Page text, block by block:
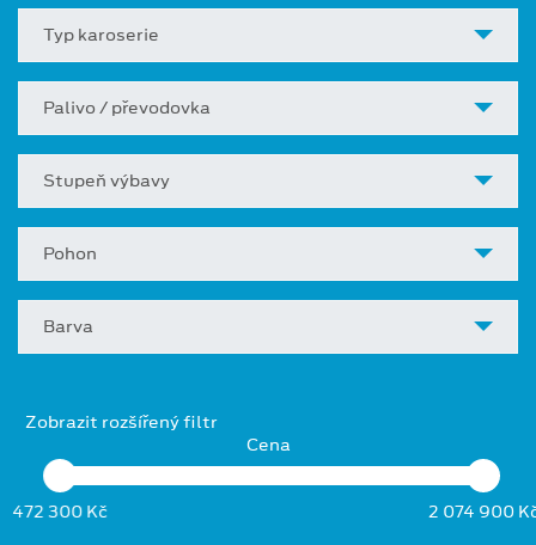
Typ karoserie
Palivo / převodovka
Stupeň výbavy
Pohon
Barva
Zobrazit rozšířený filtr
Cena
472 300 Kč 2 074 900